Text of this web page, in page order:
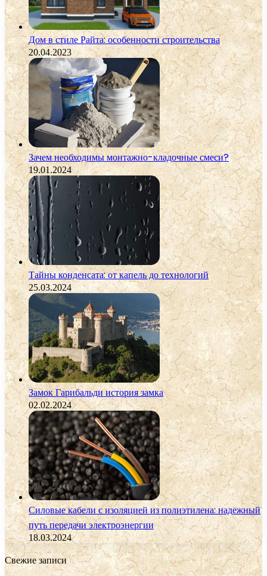
Дом в стиле Райта: особенности строительства
20.04.2023
Зачем необходимы монтажно-кладочные смеси?
19.01.2024
Тайны конденсата: от капель до технологий
25.03.2024
Замок Гарибальди история замка
02.02.2024
Силовые кабели с изоляцией из полиэтилена: надежный
путь передачи электроэнергии
18.03.2024
Свежие записи